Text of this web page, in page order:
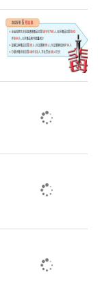
责任编辑：何剑